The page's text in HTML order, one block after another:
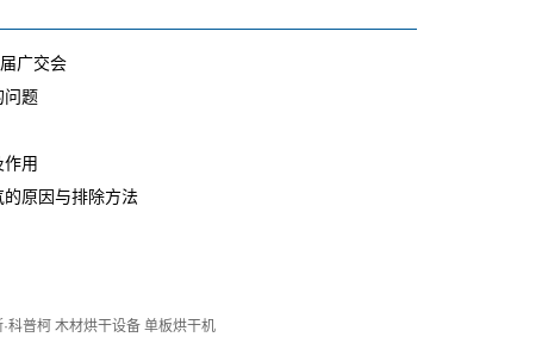
广交会
问题
用
原因与排除方法
科普柯 木材烘干设备 单板烘干机